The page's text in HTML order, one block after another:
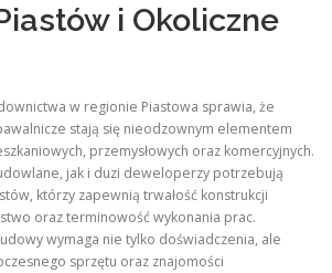
i Okoliczne
w regionie Piastowa sprawia, że
stają się nieodzownym elementem
przemysłowych oraz komercyjnych.
jak i duzi deweloperzy potrzebują
którzy zapewnią trwałość konstrukcji
oraz terminowość wykonania prac.
wymaga nie tylko doświadczenia, ale
sprzętu oraz znajomości